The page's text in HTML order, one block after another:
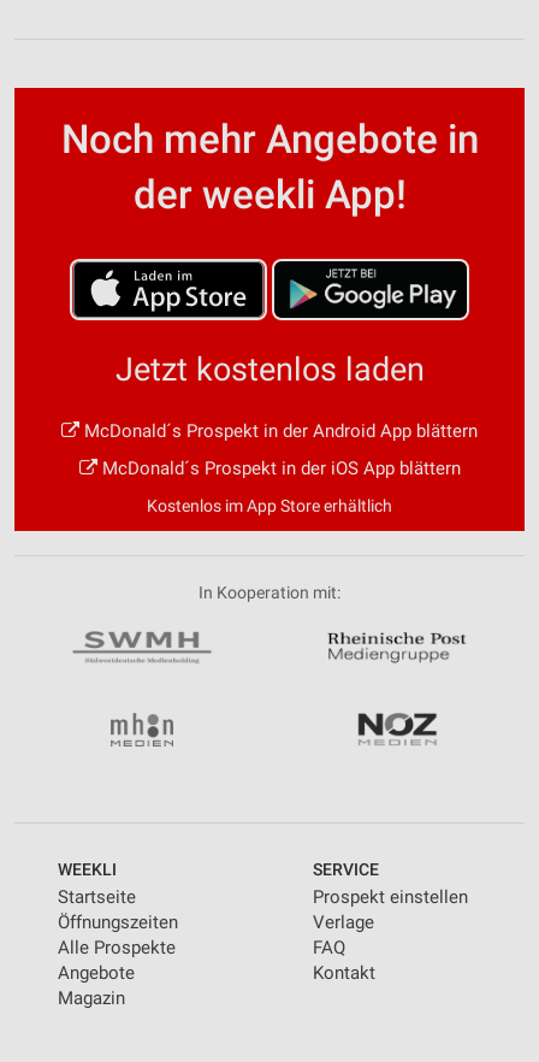
Noch mehr Angebote in
der weekli App!
Jetzt kostenlos laden
McDonald´s Prospekt in der Android App blättern
McDonald´s Prospekt in der iOS App blättern
Kostenlos im App Store erhältlich
In Kooperation mit:
WEEKLI
Startseite
Öffnungszeiten
Alle Prospekte
Angebote
Magazin
SERVICE
Prospekt einstellen
Verlage
FAQ
Kontakt